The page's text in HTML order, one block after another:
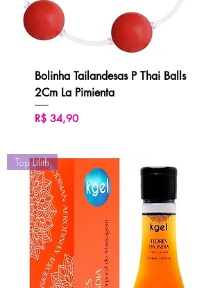
Bolinha Tailandesas P Thai Balls
2Cm La Pimienta
Preço
R$ 34,90
Top Lilith